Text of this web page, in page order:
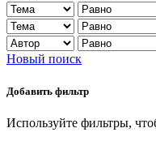
Новый поиск
Добавить фильтр
Используйте фильтры,